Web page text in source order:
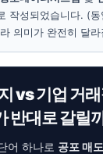
작성되었습니다. (
의미가 완전히 달
vs 기업 거
반대로 갈릴
어 하나로 공포 매도